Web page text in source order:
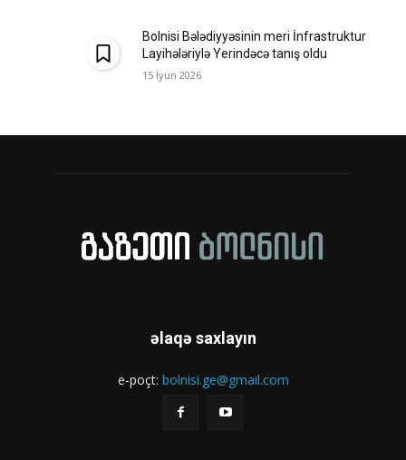
Bolnisi Bələdiyyəsinin meri İnfrastruktur
Layihələriylə Yerindəcə tanış oldu
15 İyun 2026
əlaqə saxlayın
e-poçt: bolnisi.ge@gmail.com